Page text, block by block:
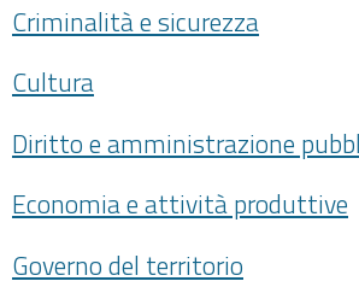
Criminalità e sicurezza
Cultura
Diritto e amministrazione
Economia e attività produttive
Governo del territorio